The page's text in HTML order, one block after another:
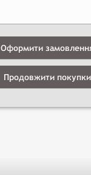
Фото,
Відео
і
Оформити
Продовжити покупки